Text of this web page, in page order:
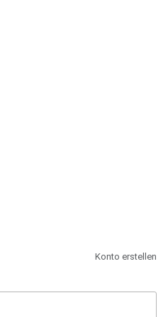
Konto erstellen